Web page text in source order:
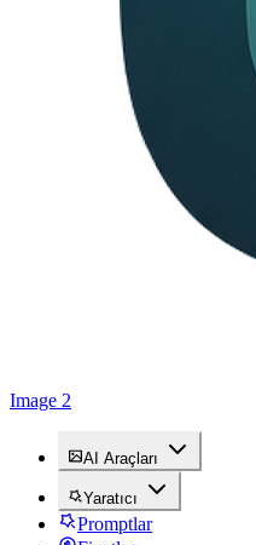
Image 2
AI Araçları
Yaratıcı
Promptlar